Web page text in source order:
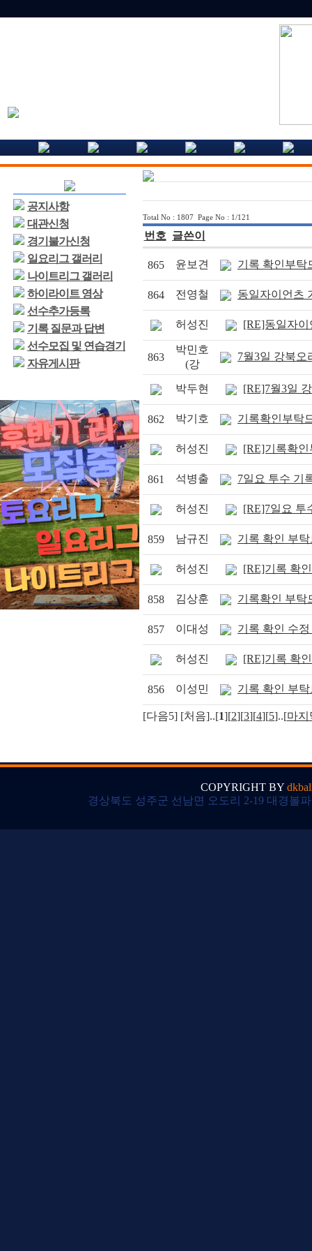
공지사항
대관신청
경기불가신청
일요리그 갤러리
나이트리그 갤러리
하이라이트 영상
선수추가등록
기록 질문과 답변
선수모집 및 연습경기
자유게시판
Total No : 1807 Page No : 1/121
번호 글쓴이
865 윤보견 기록 확인부탁
864 전영철 동일자이언츠
허성진 [RE]동일자
863
박민호
(강
7월3일 강북
박두현 [RE]7월3일
862 박기호 기록확인부탁
허성진 [RE]기록확
861 석병출 7일요 투수 기
허성진 [RE]7일요 투
859 남규진 기록 확인 부
허성진 [RE]기록 확
858 김상훈 기록확인 부
857 이대성 기록 확인 수
허성진 [RE]기록 확
856 이성민 기록 확인 부
[다음5] [처음]..[1][2][3][4][5]..[마지
COPYRIGHT BY
경상북도 성주군 선남면 오도리 2-19 대경볼